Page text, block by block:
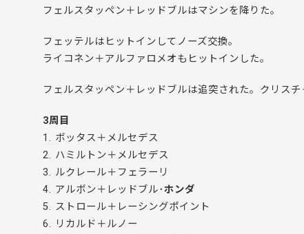
フェルスタッペン＋レッドブルはマシンを降りた。
フェッテルはヒットインしてノーズ交換。
ライコネン＋アルファロメオもヒットインした。
フェルスタッペン＋レッドブルは追突された。クリスチ
3周目
1. ボッタス＋メルセデス
2. ハミルトン＋メルセデス
3. ルクレール＋フェラーリ
4. アルボン＋レッドブル･ホンダ
5. ストロール＋レーシングポイント
6. リカルド＋ルノー